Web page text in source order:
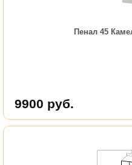
Пенал 45
9900 руб.